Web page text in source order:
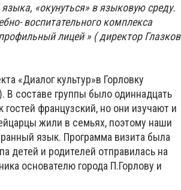
«окунуться» в языковую среду.
воспитательного комплекса
лицей » ( директор Глазков
«Диалог культур»в Горловку
В составе группы было одиннадцать
французский, но они изучают и
жили в семьях, поэтому наши
язык. Программа визита была
детей и родителей отправилась на
основателю города П.Горлову и